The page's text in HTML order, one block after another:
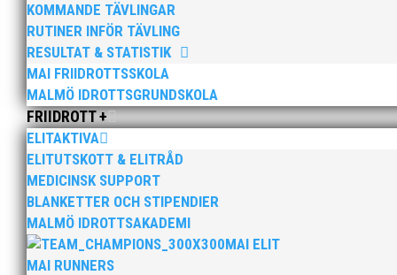
KOMMANDE TÄVLINGAR
RUTINER INFÖR TÄVLING
RESULTAT & STATISTIK
MAI FRIIDROTTSSKOLA
MALMÖ IDROTTSGRUNDSKOLA
FRIIDROTT +
ELITAKTIVA
ELITUTSKOTT & ELITRÅD
MEDICINSK SUPPORT
BLANKETTER OCH STIPENDIER
MALMÖ IDROTTSAKADEMI
MAI ELIT
MAI RUNNERS